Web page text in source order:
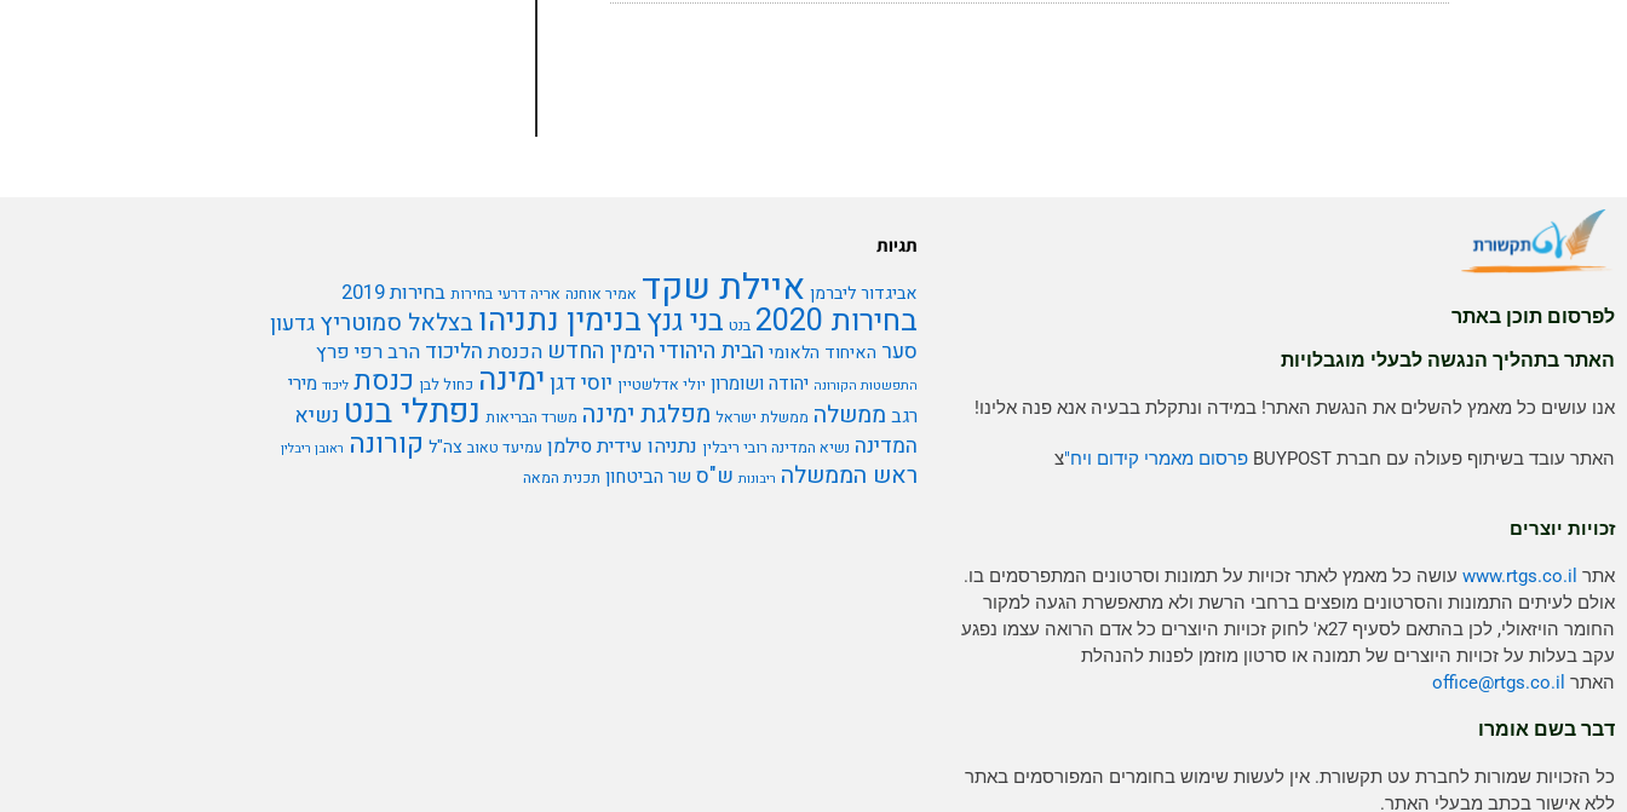
לפרסום תוכן באתר
האתר בתהליך הנגשה לבעלי מוגבלויות
אנו עושים כל מאמץ להשלים את הנגשת האתר! במידה ונתקלת בבעיה אנא פנה אלינו!
האתר עובד בשיתוף פעולה עם חברת BUYPOST פרסום מאמרי קידום ויח"צ
זכויות יוצרים
אתר www.rtgs.co.il עושה כל מאמץ לאתר זכויות על תמונות וסרטונים המתפרסמים בו.
אולם לעיתים התמונות והסרטונים מופצים ברחבי הרשת ולא מתאפשרת הגעה למקור
החומר הויזאולי, לכן בהתאם לסעיף 27א' לחוק זכויות היוצרים כל אדם הרואה עצמו נפגע
עקב בעלות על זכויות היוצרים של תמונה או סרטון מוזמן לפנות להנהלת
האתר
office@rtgs.co.il
דבר בשם אומרו
כל הזכויות שמורות לחברת עט תקשורת. אין לעשות שימוש בחומרים המפורסמים באתר
ללא אישור בכתב מבעלי האתר.
תגיות
אביגדור ליברמן איילת שקד אמיר אוחנה אריה דרעי בחירות בחירות 2019
בחירות 2020 בנט בני גנץבנימין נתניהובצלאל סמוטריץ גדעון
סער האיחוד הלאומי הבית היהודיהימין החדש הכנסת הליכוד הרב רפי פרץ
התפשטות הקורונה יהודה ושומרון יולי אדלשטיין יוסי דגן ימינה כחול לבן כנסת ליכוד מירי
רגב ממשלה ממשלת ישראל מפלגת ימינה משרד הבריאות נפתלי בנט נשיא
המדינה נשיא המדינה רובי ריבלין נתניהו עידית סילמן עמיעד טאוב צה"ל קורונה ראובן ריבלין
ראש הממשלה ריבונות ש"ס שר הביטחון תכנית המאה